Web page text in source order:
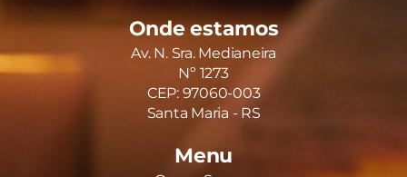
Onde estamos
Av. N. Sra. Medianeira
Nº 1273
CEP: 97060-003
Santa Maria - RS
Menu